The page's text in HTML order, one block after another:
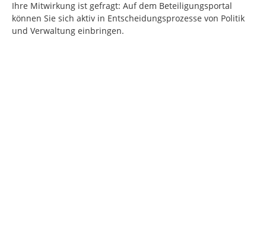
Ihre Mitwirkung ist gefragt: Auf dem Beteiligungsportal
können Sie sich aktiv in Entscheidungsprozesse von Politik
und Verwaltung einbringen.